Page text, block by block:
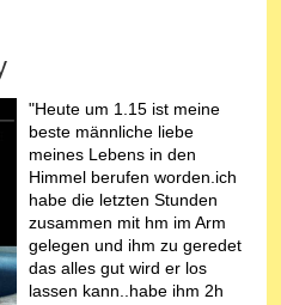
"Heute um 1.15 ist meine
beste männliche liebe
meines Lebens in den
Himmel berufen worden.ich
habe die letzten Stunden
zusammen mit hm im Arm
gelegen und ihm zu geredet
das alles gut wird er los
lassen kann..habe ihm 2h